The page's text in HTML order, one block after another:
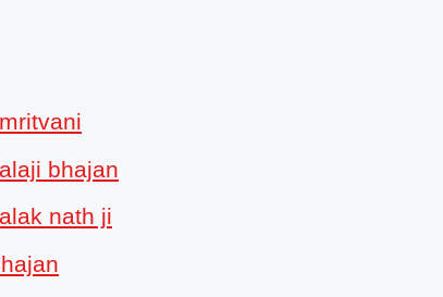
bhajan
nath ji